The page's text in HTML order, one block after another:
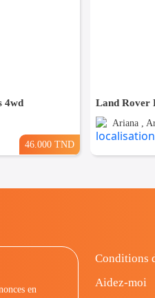
4wd
46.000 TND
Ariana ,
en
Conditions
Aidez-moi